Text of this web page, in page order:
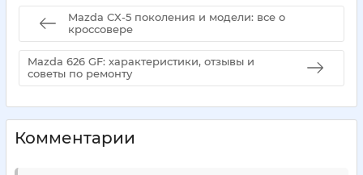
Mazda CX-5 поколения и модели: все о
кроссовере
Mazda 626 GF: характеристики, отзывы и
советы по ремонту
Комментарии